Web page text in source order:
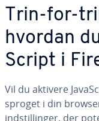
Trin-for-
hvordan
Script i
Vil du aktivere
sproget i din
indstil­lin­ger, der